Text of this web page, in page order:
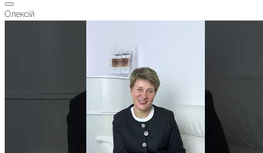
Олексій